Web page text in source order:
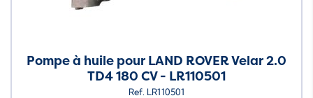
Pompe à huile pour LAND ROVER Velar 2.0
TD4 180 CV - LR110501
Ref. LR110501